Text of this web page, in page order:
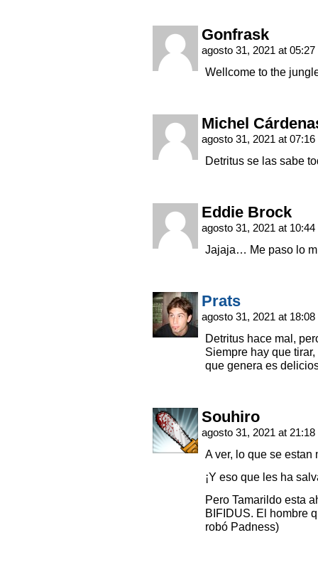
Gonfrask
agosto 31, 2021 at 05:27
Wellcome to the
Michel
agosto 31, 2021 at 07:16
Detritus se las sabe
Eddie Brock
agosto 31, 2021 at 10:44
Jajaja… Me paso lo
Prats
agosto 31, 2021 at 18:08
Detritus hace mal,
Siempre hay que
que genera es
Souhiro
agosto 31, 2021 at 21:18
A ver, lo que se
¡Y eso que les ha
Pero Tamarildo esta
BIFIDUS. El hombre
robó Padness)